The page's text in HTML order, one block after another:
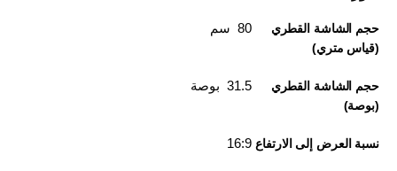
حجم الشاشة القطري
(قياس متري)
80 سم
حجم الشاشة القطري
(بوصة)
31.5 بوصة
نسبة العرض إلى الارتفاع 16:9